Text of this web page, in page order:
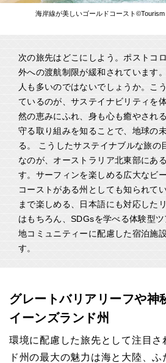
海岸線が美しいゴールドコースト
次の旅先はどこにしよう。ポストコ
外への渡航制限が緩和されています
人も多いのではないでしょうか。こ
ているのが、サステイナビリティを
然の恵みにふれ、身も心も癒やされ
守る取り組みを知ることで、地球の
る。 こうしたサステイナブルな旅の
なのが、オーストラリア北東部にあ
す。サーフィンを楽しめる広大なビ
コーストがある州としても知られて
まで楽しめる、日本語にも対応した
はもちろん、SDGsを学べる体験型
地コミュニティーに配慮した宿泊施
す。
グレートバリアリーフや
イーンズランド州
環境に配慮した旅先として注目さ
ド州の最大の魅力は海と大陸、